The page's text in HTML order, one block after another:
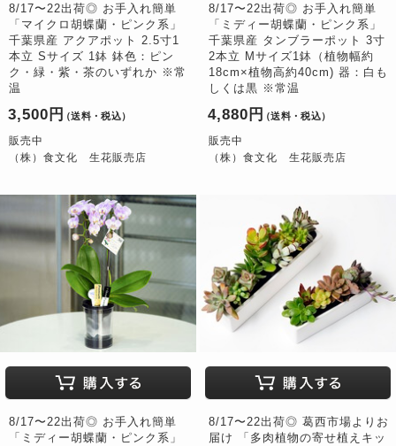
8/17〜22出荷◎ お手入れ簡単
「マイクロ胡蝶蘭・ピンク系」
千葉県産 アクアポット 2.5寸1
本立 Sサイズ 1鉢 鉢色：ピン
ク・緑・紫・茶のいずれか ※常
温
3,500円 （送料・税込）
販売中
（株）食文化 生花販売店
8/17〜22出荷◎ お手入れ簡単
「ミディー胡蝶蘭・ピンク系」
千葉県産 タンブラーポット 3寸
2本立 Mサイズ1鉢（植物幅約
18cm×植物高約40cm) 器：白も
しくは黒 ※常温
4,880円 （送料・税込）
販売中
（株）食文化 生花販売店
8/17〜22出荷◎ お手入れ簡単
「ミディー胡蝶蘭・ピンク系」
8/17〜22出荷◎ 葛西市場よりお
届け 「多肉植物の寄せ植えキッ